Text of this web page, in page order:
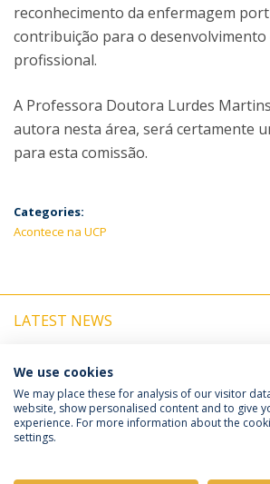
reconhecimento da enfermagem
contribuição para o desenvolvimento
profissional.
A Professora Doutora Lurdes
autora nesta área, será certamente
para esta comissão.
Categories:
Acontece na UCP
LATEST NEWS
UPCOMING EVENTS
Política de Privacidade
Termos
We use cookies
We may place these for analysis of our visitor
website, show personalised content and to give
experience. For more information about the
settings.